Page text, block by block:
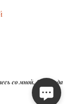
со мной, буду рада